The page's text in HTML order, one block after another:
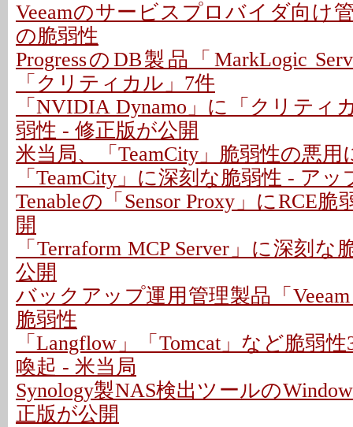
Veeamのサービスプロバイダ向け
の脆弱性
ProgressのDB製品「MarkLogic
「クリティカル」7件
「NVIDIA Dynamo」に「クリティ
弱性 - 修正版が公開
米当局、「TeamCity」脆弱性の悪用
「TeamCity」に深刻な脆弱性 - ア
Tenableの「Sensor Proxy」にRCE
開
「Terraform MCP Server」に深刻
公開
バックアップ運用管理製品「
脆弱性
「Langflow」「Tomcat」など脆弱
喚起 - 米当局
Synology製NAS検出ツールの
正版が公開